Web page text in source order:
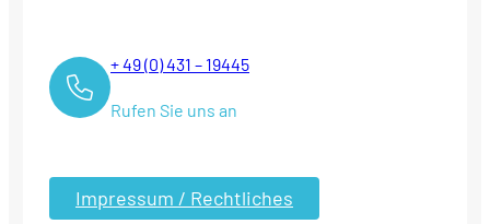
+ 49 (0) 431 – 19445
Rufen Sie uns an
Impressum / Rechtliches